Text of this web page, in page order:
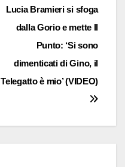
Lucia Bramieri si sfoga
dalla Gorio e mette Il
Punto: ‘Si sono
dimenticati di Gino, il
Telegatto è mio’ (VIDEO)